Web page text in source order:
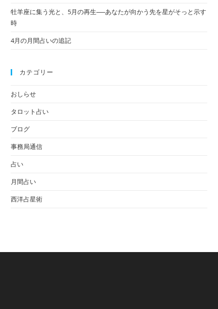
牡羊座に集う光と、5月の再生──あなたが向かう先を星がそっと示す
時
4月の月間占いの追記
カテゴリー
おしらせ
タロット占い
ブログ
事務局通信
占い
月間占い
西洋占星術